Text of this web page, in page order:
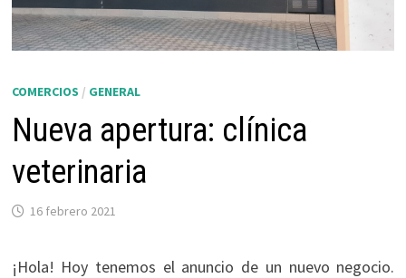
COMERCIOS / GENERAL
Nueva apertura: clínica
veterinaria
16 febrero 2021
¡Hola! Hoy tenemos el anuncio de un nuevo negocio.